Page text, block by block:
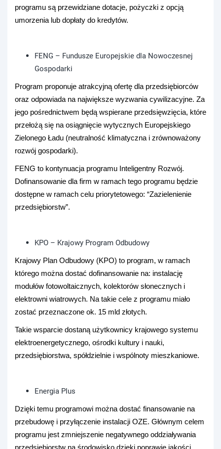
programu są przewidziane dotacje, pożyczki z opcją
umorzenia lub dopłaty do kredytów.
FENG – Fundusze Europejskie dla Nowoczesnej
Gospodarki
Program proponuje atrakcyjną ofertę dla przedsiębiorców
oraz odpowiada na największe wyzwania cywilizacyjne. Za
jego pośrednictwem będą wspierane przedsięwzięcia, które
przełożą się na osiągnięcie wytycznych Europejskiego
Zielonego Ładu (neutralność klimatyczna i zrównoważony
rozwój gospodarki).
FENG to kontynuacja programu Inteligentny Rozwój.
Dofinansowanie dla firm w ramach tego programu będzie
dostępne w ramach celu priorytetowego: “Zazielenienie
przedsiębiorstw”.
KPO – Krajowy Program Odbudowy
Krajowy Plan Odbudowy (KPO) to program, w ramach
którego można dostać dofinansowanie na: instalację
modułów fotowoltaicznych, kolektorów słonecznych i
elektrowni wiatrowych. Na takie cele z programu miało
zostać przeznaczone ok. 15 mld złotych.
Takie wsparcie dostaną użytkownicy krajowego systemu
elektroenergetycznego, ośrodki kultury i nauki,
przedsiębiorstwa, spółdzielnie i wspólnoty mieszkaniowe.
Energia Plus
Dzięki temu programowi można dostać finansowanie na
przebudowę i przyłączenie instalacji OZE. Głównym celem
programu jest zmniejszenie negatywnego oddziaływania